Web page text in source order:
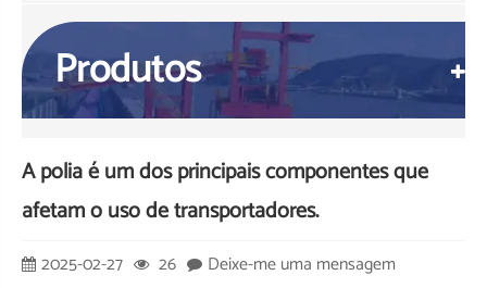
Produtos
A polia é um dos principais componentes que
afetam o uso de transportadores.
2025-02-27 26
Deixe-me uma mensagem